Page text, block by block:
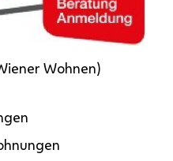
Wohnen)